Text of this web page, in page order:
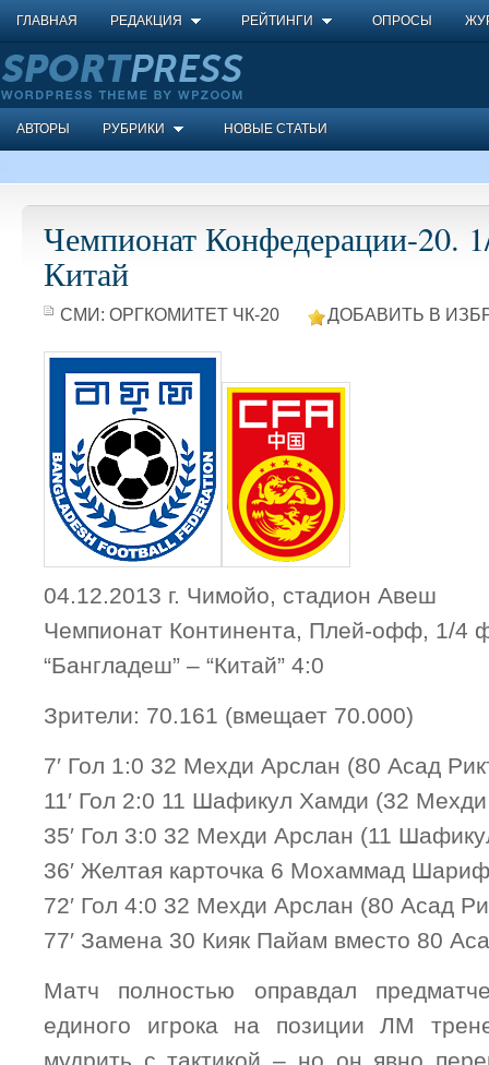
ГЛАВНАЯ РЕДАКЦИЯ РЕЙТИНГИ ОПРОСЫ
АВТОРЫ РУБРИКИ НОВЫЕ СТАТЬИ
Чемпионат Конфедерации-20.
Китай
СМИ: ОРГКОМИТЕТ ЧК-20 ДОБАВИТЬ В
04.12.2013 г. Чимойо, стадион Авеш
Чемпионат Континента, Плей-офф, 1/4
“Бангладеш” – “Китай” 4:0
Зрители: 70.161 (вмещает 70.000)
7′ Гол 1:0 32 Мехди Арслан (80 Асад
11′ Гол 2:0 11 Шафикул Хамди (32
35′ Гол 3:0 32 Мехди Арслан (11
36′ Желтая карточка 6 Мохаммад
72′ Гол 4:0 32 Мехди Арслан (80 Асад
77′ Замена 30 Кияк Пайам вместо 80
Матч полностью оправдал
единого игрока на позиции ЛМ